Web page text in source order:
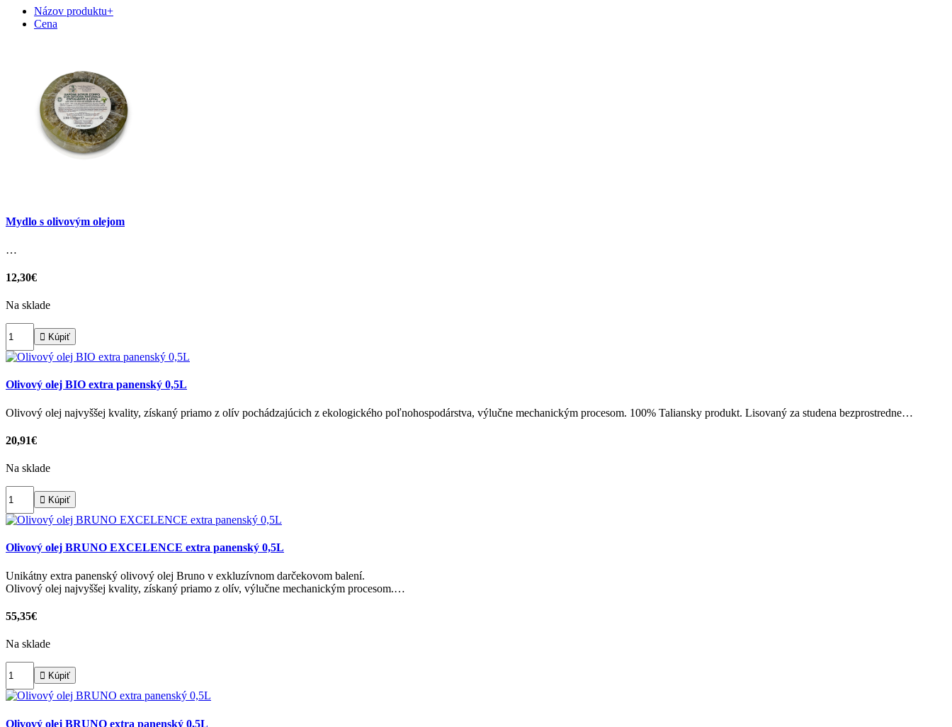
Názov produktu+
Cena
Mydlo s olivovým olejom
…
12,30€
Na sklade
 Kúpiť
Olivový olej BIO extra panenský 0,5L
Olivový olej najvyššej kvality, získaný priamo z olív pochádzajúcich z ekologického poľnohospodárstva, výlučne mechanickým procesom. 100% Taliansky produkt. Lisovaný za studena bezprostredne…
20,91€
Na sklade
 Kúpiť
Olivový olej BRUNO EXCELENCE extra panenský 0,5L
Unikátny extra panenský olivový olej Bruno v exkluzívnom darčekovom balení.
Olivový olej najvyššej kvality, získaný priamo z olív, výlučne mechanickým procesom.…
55,35€
Na sklade
 Kúpiť
Olivový olej BRUNO extra panenský 0,5L